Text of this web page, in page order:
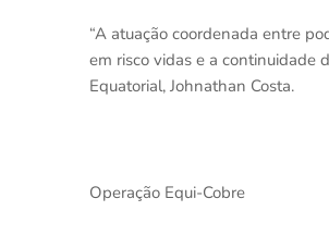
“A atuação coordenada entre
em risco vidas e a continuidade
Equatorial, Johnathan Costa.
Operação Equi-Cobre